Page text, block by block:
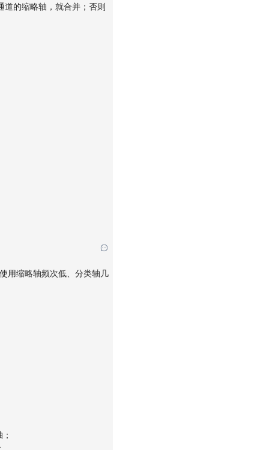
道的缩略轴，就合并；否则
用缩略轴频次低、分类轴几